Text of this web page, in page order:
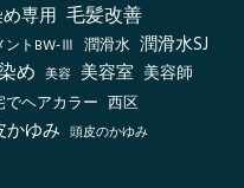
専用 毛髪改善
ントBW-Ⅲ 潤滑水 潤滑水SJ
め 美容 美容室 美容師
でヘアカラー 西区
かゆみ 頭皮のかゆみ